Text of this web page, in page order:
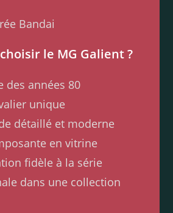
Bandai
le MG Galient ?
des années 80
unique
détaillé et moderne
en vitrine
fidèle à la série
dans une collection